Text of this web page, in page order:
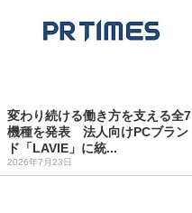
変わり続ける働き方を支える全7
機種を発表 法人向けPCブラン
ド「LAVIE」に統...
2026年7月23日